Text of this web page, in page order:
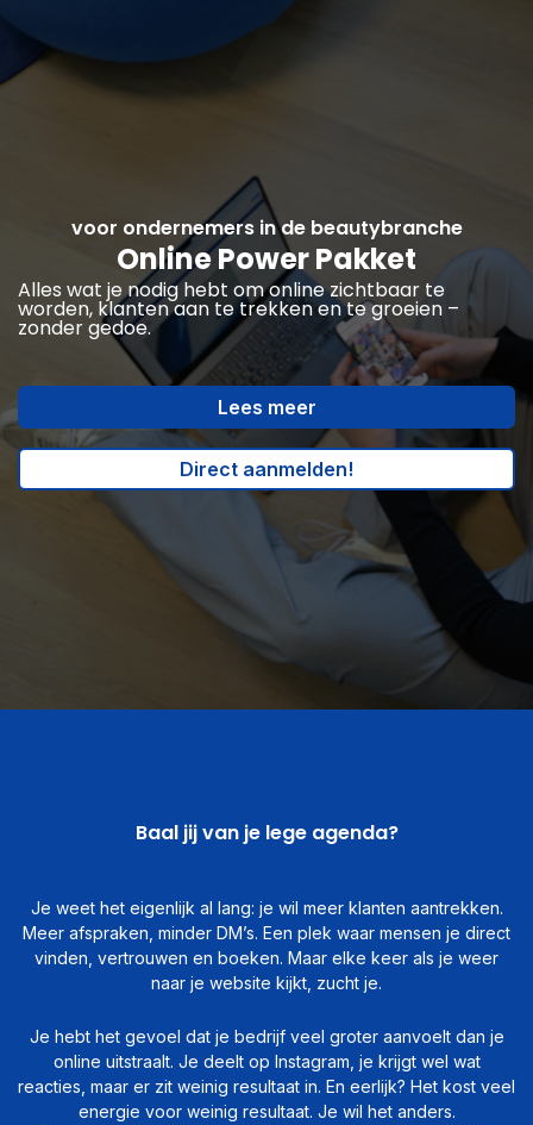
voor ondernemers in de beautybranche
Online Power Pakket
Alles wat je nodig hebt om online zichtbaar te
worden, klanten aan te trekken en te groeien –
zonder gedoe.
Lees meer
Direct aanmelden!
Baal jij van je lege agenda?
Je weet het eigenlijk al lang: je wil meer klanten aantrekken.
Meer afspraken, minder DM’s. Een plek waar mensen je direct
vinden, vertrouwen en boeken. Maar elke keer als je weer
naar je website kijkt, zucht je.
Je hebt het gevoel dat je bedrijf veel groter aanvoelt dan je
online uitstraalt. Je deelt op Instagram, je krijgt wel wat
reacties, maar er zit weinig resultaat in. En eerlijk? Het kost veel
energie voor weinig resultaat. Je wil het anders.